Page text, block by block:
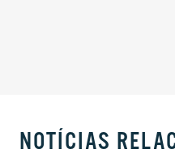
NOTÍCIAS